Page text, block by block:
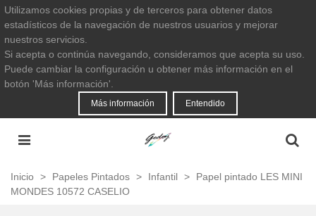
Utilizamos cookies propias y de terceros para obtener datos
estadísticos de la navegación de nuestros usuarios y mejorar
nuestros servicios.
Si acepta o continúa navegando, consideramos que acepta su uso.
Puede cambiar la configuración u obtener más información en el
botón 'Más información'.
Más información Entendido
Inicio > Papeles Pintados > Infantil >
Papel pintado LES MINI
MONDES 10572 CASELIO